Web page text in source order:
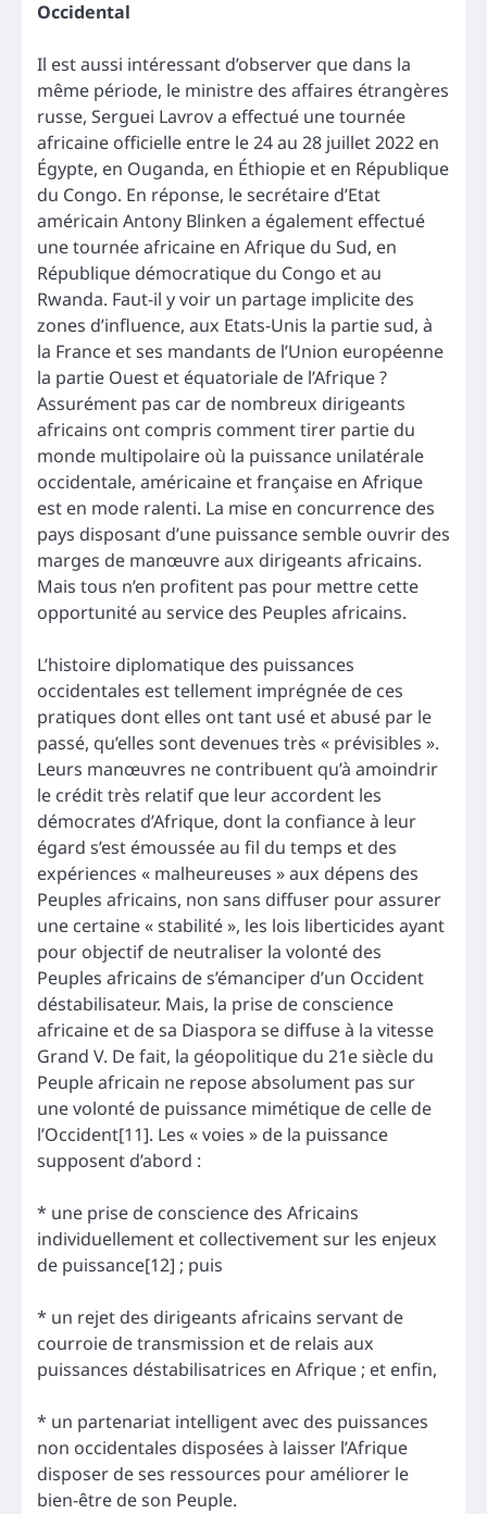
Occidental
Il est aussi intéressant d’observer que dans la
même période, le ministre des affaires étrangères
russe, Serguei Lavrov a effectué une tournée
africaine officielle entre le 24 au 28 juillet 2022 en
Égypte, en Ouganda, en Éthiopie et en République
du Congo. En réponse, le secrétaire d’Etat
américain Antony Blinken a également effectué
une tournée africaine en Afrique du Sud, en
République démocratique du Congo et au
Rwanda. Faut-il y voir un partage implicite des
zones d’influence, aux Etats-Unis la partie sud, à
la France et ses mandants de l’Union européenne
la partie Ouest et équatoriale de l’Afrique ?
Assurément pas car de nombreux dirigeants
africains ont compris comment tirer partie du
monde multipolaire où la puissance unilatérale
occidentale, américaine et française en Afrique
est en mode ralenti. La mise en concurrence des
pays disposant d’une puissance semble ouvrir des
marges de manœuvre aux dirigeants africains.
Mais tous n’en profitent pas pour mettre cette
opportunité au service des Peuples africains.
L’histoire diplomatique des puissances
occidentales est tellement imprégnée de ces
pratiques dont elles ont tant usé et abusé par le
passé, qu’elles sont devenues très « prévisibles ».
Leurs manœuvres ne contribuent qu’à amoindrir
le crédit très relatif que leur accordent les
démocrates d’Afrique, dont la confiance à leur
égard s’est émoussée au fil du temps et des
expériences « malheureuses » aux dépens des
Peuples africains, non sans diffuser pour assurer
une certaine « stabilité », les lois liberticides ayant
pour objectif de neutraliser la volonté des
Peuples africains de s’émanciper d’un Occident
déstabilisateur. Mais, la prise de conscience
africaine et de sa Diaspora se diffuse à la vitesse
Grand V. De fait, la géopolitique du 21e siècle du
Peuple africain ne repose absolument pas sur
une volonté de puissance mimétique de celle de
l’Occident[11]. Les « voies » de la puissance
supposent d’abord :
* une prise de conscience des Africains
individuellement et collectivement sur les enjeux
de puissance[12] ; puis
* un rejet des dirigeants africains servant de
courroie de transmission et de relais aux
puissances déstabilisatrices en Afrique ; et enfin,
* un partenariat intelligent avec des puissances
non occidentales disposées à laisser l’Afrique
disposer de ses ressources pour améliorer le
bien-être de son Peuple.